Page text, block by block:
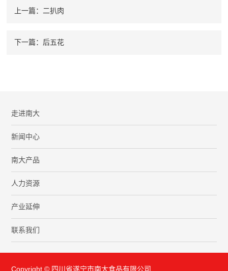
上一篇：二扒肉
下一篇：后五花
走进南大
新闻中心
南大产品
人力资源
产业延伸
联系我们
Copyright © 四川省遂宁市南大食品有限公司